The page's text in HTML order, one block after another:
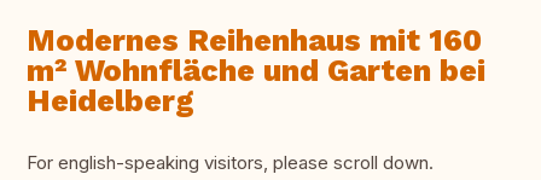
Modernes Reihenhaus mit 160
m² Wohnfläche und Garten bei
Heidelberg
For english-speaking visitors, please scroll down.